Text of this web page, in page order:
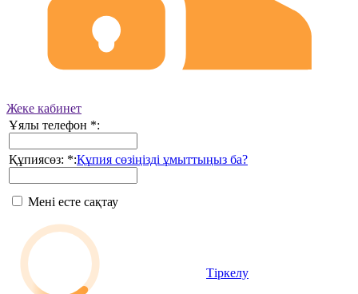
Жеке кабинет
Ұялы телефон *:
Құпиясөз: *:Құпия сөзіңізді ұмыттыңыз ба?
Мені есте сақтау
Тіркелу